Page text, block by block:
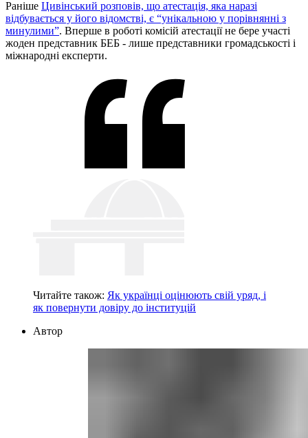
Раніше Цивінський розповів, що атестація, яка наразі
відбувається у його відомстві, є “унікальною у порівнянні з
минулими”. Вперше в роботі комісій атестації не бере участі
жоден представник БЕБ - лише представники громадськості і
міжнародні експерти.
Читайте також: Як українці оцінюють свій уряд, і
як повернути довіру до інституцій
Автор